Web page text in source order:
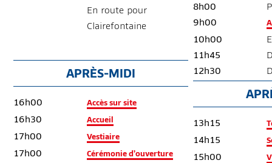
En route pour
Clairefontaine
APRÈS-MIDI
16h00 Accès sur site
16h30 Accueil
17h00 Vestiaire
17h00 Cérémonie d’ouverture
8h00
9h00
10h00
11h45
12h30
13h15
14h15
15h00